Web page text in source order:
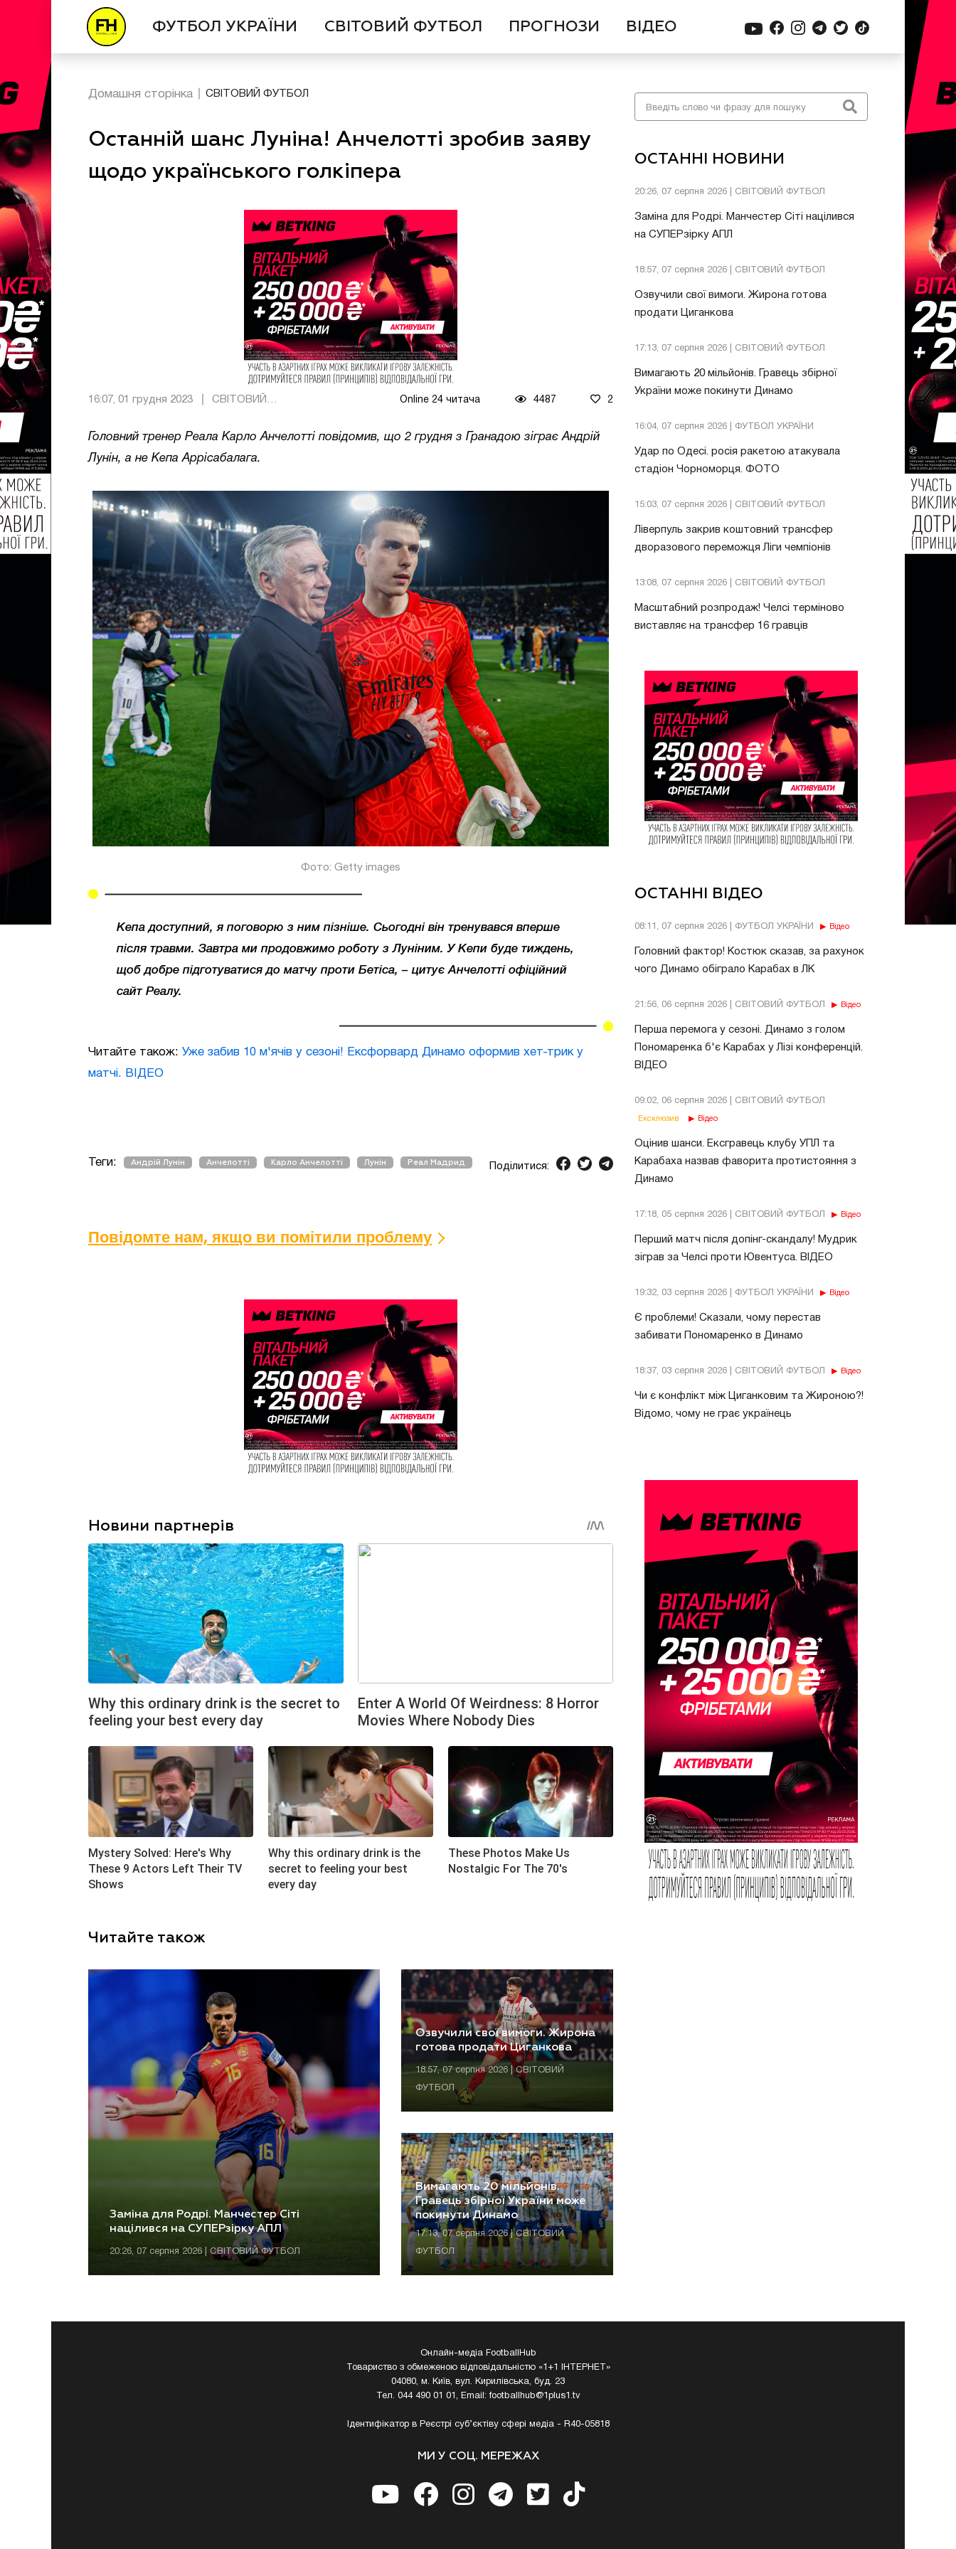
ФУТБОЛ УКРАЇНИ СВІТОВИЙ ФУТБОЛ ПРОГНОЗИ ВІДЕО
ОСТАННІ НОВИНИ
20:26, 07 серпня 2026 | СВІТОВИЙ ФУТБОЛ
Заміна для Родрі. Манчестер Сіті націлився
на СУПЕРзірку АПЛ
18:57, 07 серпня 2026 | СВІТОВИЙ ФУТБОЛ
Озвучили свої вимоги. Жирона готова
продати Циганкова
17:13, 07 серпня 2026 | СВІТОВИЙ ФУТБОЛ
Вимагають 20 мільйонів. Гравець збірної
України може покинути Динамо
16:04, 07 серпня 2026 | ФУТБОЛ УКРАЇНИ
Удар по Одесі. росія ракетою атакувала
стадіон Чорноморця. ФОТО
15:03, 07 серпня 2026 | СВІТОВИЙ ФУТБОЛ
Ліверпуль закрив коштовний трансфер
дворазового переможця Ліги чемпіонів
13:08, 07 серпня 2026 | СВІТОВИЙ ФУТБОЛ
Масштабний розпродаж! Челсі терміново
виставляє на трансфер 16 гравців
ОСТАННІ ВІДЕО
08:11, 07 серпня 2026 | ФУТБОЛ УКРАЇНИ Відео
Головний фактор! Костюк сказав, за рахунок
чого Динамо обіграло Карабах в ЛК
21:56, 06 серпня 2026 | СВІТОВИЙ ФУТБОЛ Відео
Перша перемога у сезоні. Динамо з голом
Пономаренка б'є Карабах у Лізі конференцій.
ВІДЕО
09:02, 06 серпня 2026 | СВІТОВИЙ ФУТБОЛ
Ексклюзив Відео
Оцінив шанси. Ексгравець клубу УПЛ та
Карабаха назвав фаворита протистояння з
Динамо
17:18, 05 серпня 2026 | СВІТОВИЙ ФУТБОЛ Відео
Перший матч після допінг-скандалу! Мудрик
зіграв за Челсі проти Ювентуса. ВІДЕО
19:32, 03 серпня 2026 | ФУТБОЛ УКРАЇНИ Відео
Є проблеми! Сказали, чому перестав
забивати Пономаренко в Динамо
18:37, 03 серпня 2026 | СВІТОВИЙ ФУТБОЛ Відео
Чи є конфлікт між Циганковим та Жироною?!
Відомо, чому не грає українець
Домашня сторінка СВІТОВИЙ ФУТБОЛ
Останній шанс Луніна! Анчелотті зробив заяву
щодо українського голкіпера
16:07, 01 грудня 2023 Online 24 читача 4487 2
Головний тренер Реала Карло Анчелотті повідомив, що 2 грудня з Гранадою зіграє Андрій
Лунін, а не Кепа Аррісабалага.
Фото: Getty images
Кепа доступний, я поговорю з ним пізніше. Сьогодні він тренувався вперше
після травми. Завтра ми продовжимо роботу з Луніним. У Кепи буде тиждень,
щоб добре підготуватися до матчу проти Бетіса, – цитує Анчелотті офіційний
сайт Реалу.
Читайте також: Уже забив 10 м'ячів у сезоні! Ексфорвард Динамо оформив хет-трик у
матчі. ВІДЕО
Теги: Андрій Лунін Анчелотті Карло Анчелотті Лунін Реал Мадрид Поділитися:
Повідомте нам, якщо ви помітили проблему
Читайте також
Заміна для Родрі. Манчестер Сіті
націлився на СУПЕРзірку АПЛ
20:26, 07 серпня 2026 | СВІТОВИЙ ФУТБОЛ
Озвучили свої вимоги. Жирона
готова продати Циганкова
18:57, 07 серпня 2026 | СВІТОВИЙ
ФУТБОЛ
Вимагають 20 мільйонів.
Гравець збірної України може
покинути Динамо
17:13, 07 серпня 2026 | СВІТОВИЙ
ФУТБОЛ
Онлайн-медіа FootballHub
Товариство з обмеженою відповідальністю «1+1 ІНТЕРНЕТ»
04080, м. Київ, вул. Кирилівська, буд. 23
Тел. 044 490 01 01, Email:footballhub@1plus1.tv
Ідентифікатор в Реєстрі суб’єктіву сфері медіа - R40-05818
МИ У СОЦ. МЕРЕЖАХ